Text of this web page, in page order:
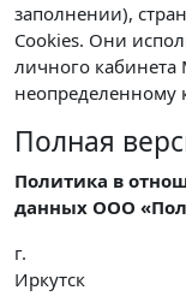
заполнении),
Cookies. Они
личного кабинета
неопределенному
Полная
Политика в
данных ООО
г.
Иркутск